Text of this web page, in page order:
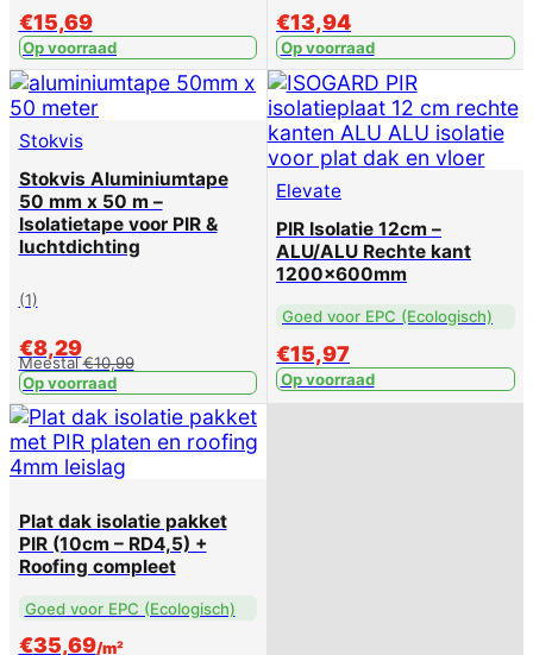
€15,69
Op voorraad
€13,94
Op voorraad
Stokvis
Stokvis Aluminiumtape
50 mm x 50 m –
Isolatietape voor PIR &
luchtdichting
(1)
€8,29
Meestal€10,99
Op voorraad
Elevate
PIR Isolatie 12cm –
ALU/ALU Rechte kant
1200x600mm
Goed voor EPC (Ecologisch)
€15,97
Op voorraad
Plat dak isolatie pakket
PIR (10cm – RD4,5) +
Roofing compleet
Goed voor EPC (Ecologisch)